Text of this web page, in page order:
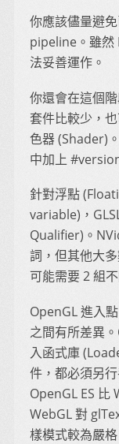
你應該儘量避
pipeline。雖然
法妥善運作。
你還會在這個
套件比較少，
色器 (Shader)
中加上
針對浮點
variable)，
Qualifier)。
詞，但其他大
可能需要 2 組
OpenGL 進入
之間有所差異
入函式庫
件，都必須另
OpenGL ES 比
WebGL 對
樣模式較為嚴格